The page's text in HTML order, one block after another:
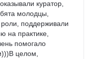
куратор,
молодцы,
роли, поддерживали
на практике,
помогало
целом,